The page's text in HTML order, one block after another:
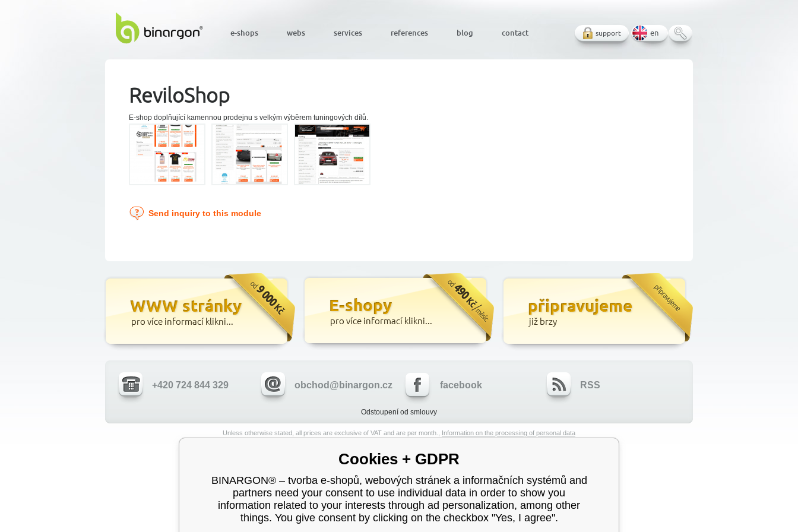
ReviloShop
E-shop doplňující kamennou prodejnu s velkým výběrem tuningových dílů.
Send inquiry to this module
+420 724 844 329 obchod@binargon.cz facebook RSS
Odstoupení od smlouvy
Unless otherwise stated, all prices are exclusive of VAT and are per month., Information on the processing of personal data
e-shops webs services references blog contact support en
Cookies + GDPR
BINARGON® – tvorba e-shopů, webových stránek a informačních systémů and
partners need your consent to use individual data in order to show you
information related to your interests through ad personalization, among other
things. You give consent by clicking on the checkbox "Yes, I agree".